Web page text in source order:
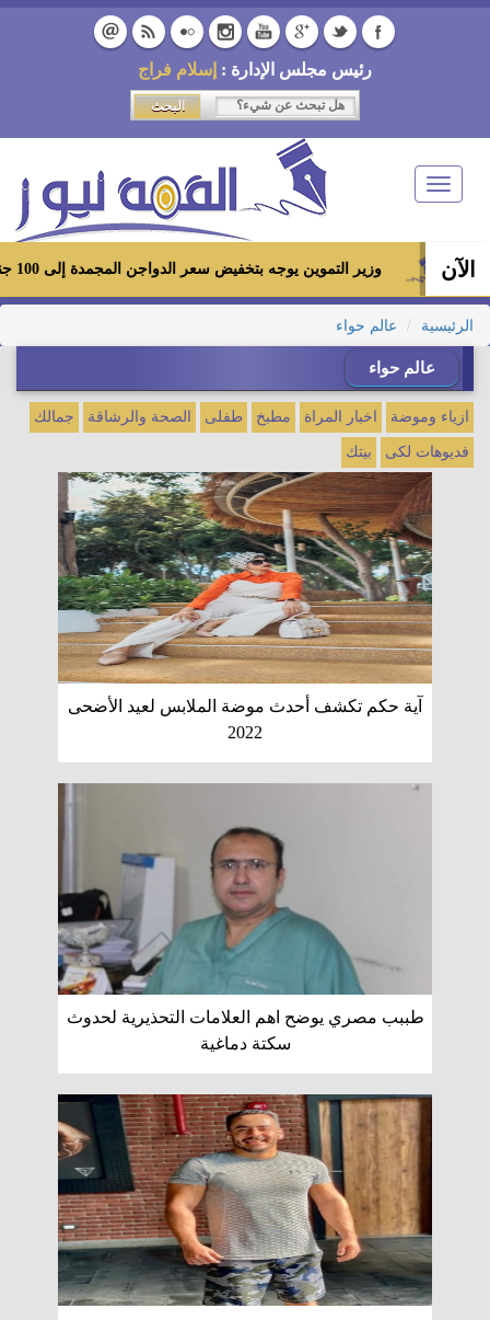
رئيس مجلس الإدارة : إسلام فراج
Toggle
navigation
الآن وزير التموين يوجه بتخفيض سعر الدواجن المجمدة إلى 100 جنيه للكيلو بالمجمعات الاستهلاكية ومعارض «أهلاً رمضان»
الرئيسية عالم حواء
عالم حواء
ازياء وموضة اخبار المراة مطبخ طفلى الصحة والرشاقة جمالك
فديوهات لكى بيتك
آية حكم تكشف أحدث موضة الملابس لعيد الأضحى
2022
طببب مصري يوضح اهم العلامات التحذيرية لحدوث
سكتة دماغية